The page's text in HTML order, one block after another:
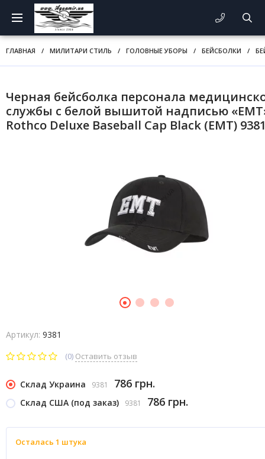
ГЛАВНАЯ / МИЛИТАРИ СТИЛЬ / ГОЛОВНЫЕ УБОРЫ / БЕЙСБОЛКИ /
Черная бейсболка персонала
службы с белой вышитой надписью
Rothco Deluxe Baseball Cap Black (EMT)
Артикул: 9381
(0) Оставить отзыв
Склад Украина 9381 786 грн.
Склад США (под заказ) 9381 786 грн.
Осталась 1 штука